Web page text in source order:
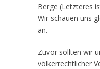
Berge (Letzteres
Wir schauen uns
an.
Zuvor sollten wir
völkerrechtlicher